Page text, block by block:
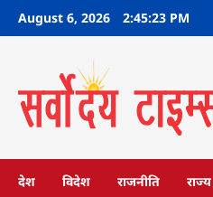
SkipAugust 6, 2026 2:45:24 PM
देश विदेश राजनीति राज्य